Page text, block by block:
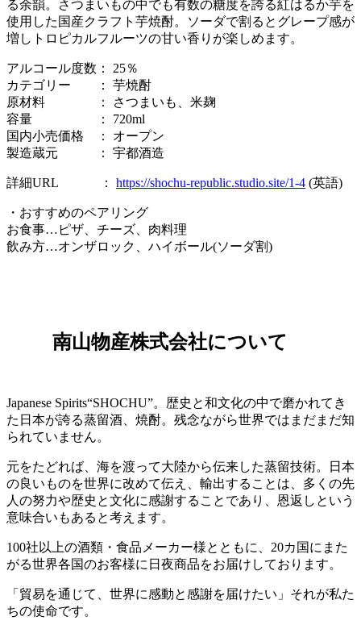
る余韻。さつまいもの中でも有数の糖度を誇る紅はるか芋を
使用した国産クラフト芋焼酎。ソーダで割るとグレープ感が
増しトロピカルフルーツの甘い香りが楽しめます。
アルコール度数： 25％
カテゴリー ： 芋焼酎
原材料 ： さつまいも、米麹
容量 ： 720ml
国内小売価格 ： オープン
製造蔵元 ： 宇都酒造
詳細URL ： https://shochu-republic.studio.site/1-4 (英語)
・おすすめのペアリング
お食事…ピザ、チーズ、肉料理
飲み方…オンザロック、ハイボール(ソーダ割)
南山物産株式会社について
Japanese Spirits“SHOCHU”。歴史と和文化の中で磨かれてき
た日本が誇る蒸留酒、焼酎。残念ながら世界ではまだまだ知
られていません。
元をたどれば、海を渡って大陸から伝来した蒸留技術。日本
の良いものを世界に改めて伝え、輸出することは、多くの先
人の努力や歴史と文化に感謝することであり、恩返しという
意味合いもあると考えます。
100社以上の酒類・食品メーカー様とともに、20カ国にまた
がる世界各国のお客様に日夜商品をお届けしております。
「貿易を通じて、世界に感動と感謝を届けたい」それが私た
ちの使命です。